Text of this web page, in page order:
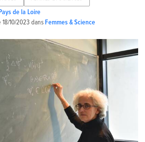
de la Loire
18/10/2023 dansFemmes & Science